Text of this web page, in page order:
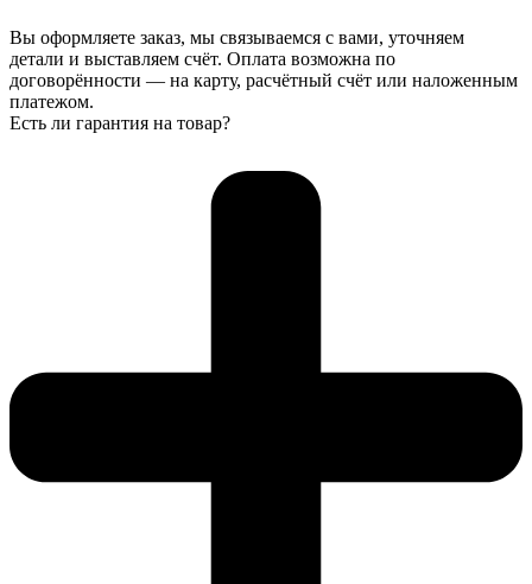
Вы оформляете заказ, мы связываемся с вами, уточняем
детали и выставляем счёт. Оплата возможна по
договорённости — на карту, расчётный счёт или наложенным
платежом.
Есть ли гарантия на товар?